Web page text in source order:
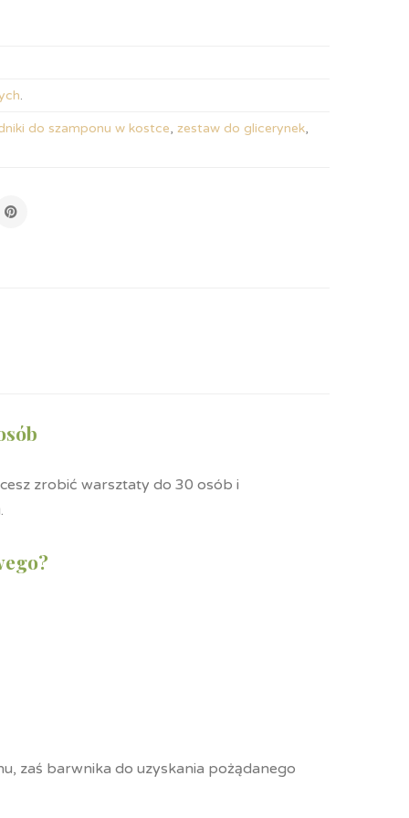
.
do szamponu w kostce,zestaw do glicerynek,
zrobić warsztaty do 30 osób i
zaś barwnika do uzyskania pożądanego